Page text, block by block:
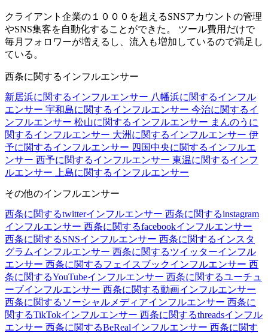
クライアント企業の１０００を超えるSNSアカウントの管理
やSNS集客を自動化することができた。 ツール費用だけで
毎月フォロワーが増えるし、流入も増加しているので満足し
ている。
西条に関するインフルエンサー
新居浜に関するインフルエンサー 八幡浜に関するインフル
エンサー 宇和島に関するインフルエンサー 今治に関するイ
ンフルエンサー 松山に関するインフルエンサー まんのうに
関するインフルエンサー 大洲に関するインフルエンサー 伊
予に関するインフルエンサー 四国中央に関するインフルエ
ンサー 西予に関するインフルエンサー 東温に関するインフ
ルエンサー 上島に関するインフルエンサー
その他のインフルエンサー
西条に関するtwitterインフルエンサー 西条に関するinstagram
インフルエンサー 西条に関するfacebookインフルエンサー
西条に関するSNSインフルエンサー 西条に関するインスタ
グラムインフルエンサー 西条に関するツイッターインフル
エンサー 西条に関するフェイスブックインフルエンサー 西
条に関するYouTubeインフルエンサー 西条に関するユーチュ
ーブインフルエンサー 西条に関する動画インフルエンサー
西条に関するソーシャルメディアインフルエンサー 西条に
関するTikTokインフルエンサー 西条に関するthreadsインフル
エンサー 西条に関するBeRealインフルエンサー 西条に関す